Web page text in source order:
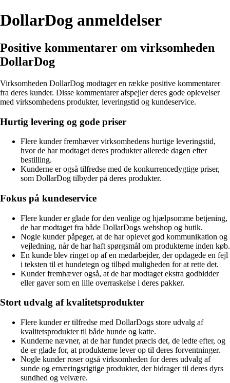
DollarDog anmeldelser
Positive kommentarer om virksomheden
DollarDog
Virksomheden DollarDog modtager en række positive kommentarer
fra deres kunder. Disse kommentarer afspejler deres gode oplevelser
med virksomhedens produkter, leveringstid og kundeservice.
Hurtig levering og gode priser
Flere kunder fremhæver virksomhedens hurtige leveringstid,
hvor de har modtaget deres produkter allerede dagen efter
bestilling.
Kunderne er også tilfredse med de konkurrencedygtige priser,
som DollarDog tilbyder på deres produkter.
Fokus på kundeservice
Flere kunder er glade for den venlige og hjælpsomme betjening,
de har modtaget fra både DollarDogs webshop og butik.
Nogle kunder påpeger, at de har oplevet god kommunikation og
vejledning, når de har haft spørgsmål om produkterne inden køb.
En kunde blev ringet op af en medarbejder, der opdagede en fejl
i teksten til et hundetegn og tilbød muligheden for at rette det.
Kunder fremhæver også, at de har modtaget ekstra godbidder
eller gaver som en lille overraskelse i deres pakker.
Stort udvalg af kvalitetsprodukter
Flere kunder er tilfredse med DollarDogs store udvalg af
kvalitetsprodukter til både hunde og katte.
Kunderne nævner, at de har fundet præcis det, de ledte efter, og
de er glade for, at produkterne lever op til deres forventninger.
Nogle kunder roser også virksomheden for deres udvalg af
sunde og ernæringsrigtige produkter, der bidrager til deres dyrs
sundhed og velvære.